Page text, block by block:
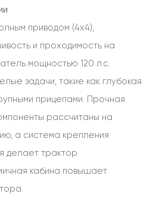
приводом (4x4),
и проходимость на
мощностью 120 л.с.
задачи, такие как глубокая
прицепами. Прочная
рассчитаны на
а система крепления
делает трактор
кабина повышает